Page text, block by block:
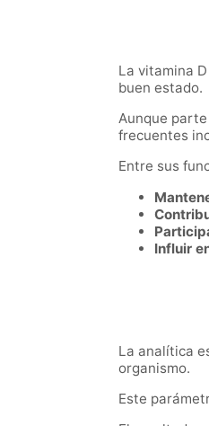
La vitamina
buen estado.
Aunque
frecuentes
Entre sus
Influir
La analítica
organismo.
Este